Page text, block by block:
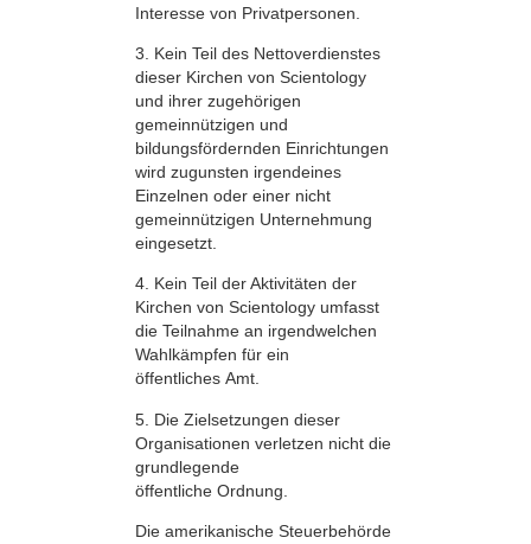
Interesse von Privatpersonen.
3. Kein Teil des Nettoverdienstes
dieser Kirchen von Scientology
und ihrer zugehörigen
gemeinnützigen und
bildungsfördernden Einrichtungen
wird zugunsten irgendeines
Einzelnen oder einer nicht
gemeinnützigen Unternehmung
eingesetzt.
4. Kein Teil der Aktivitäten der
Kirchen von Scientology umfasst
die Teilnahme an irgendwelchen
Wahlkämpfen für ein
öffentliches Amt.
5. Die Zielsetzungen dieser
Organisationen verletzen nicht die
grundlegende
öffentliche Ordnung.
Die amerikanische Steuerbehörde